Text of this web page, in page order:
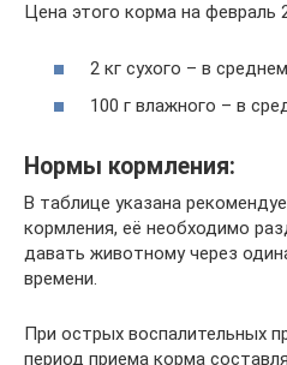
Цена этого корма на февраль
2 кг сухого – в
100 г влажного – в
Нормы кормления:
В таблице указана
кормления, её необходимо
давать животному через
времени.
При острых воспалительных
период приема корма